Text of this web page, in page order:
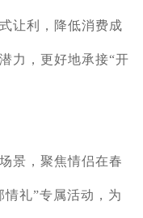
让利，降低消费成
力，更好地承接“开
景，聚焦情侣在春
礼”专属活动，为